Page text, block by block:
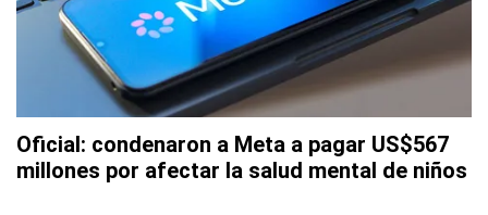
Oficial: condenaron a Meta a pagar US$567
millones por afectar la salud mental de niños